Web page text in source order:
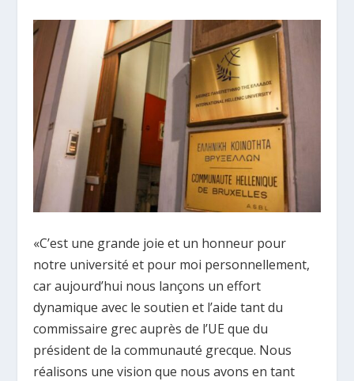
«C’est une grande joie et un honneur pour
notre université et pour moi personnellement,
car aujourd’hui nous lançons un effort
dynamique avec le soutien et l’aide tant du
commissaire grec auprès de l’UE que du
président de la communauté grecque. Nous
réalisons une vision que nous avons en tant